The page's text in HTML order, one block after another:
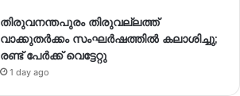
തിരുവനന്തപുരം തിരുവല്ലത്ത്
വാക്കുതർക്കം സംഘർഷത്തിൽ കലാശിച്ചു;
രണ്ട് പേർക്ക് വെട്ടേറ്റു
1 day ago